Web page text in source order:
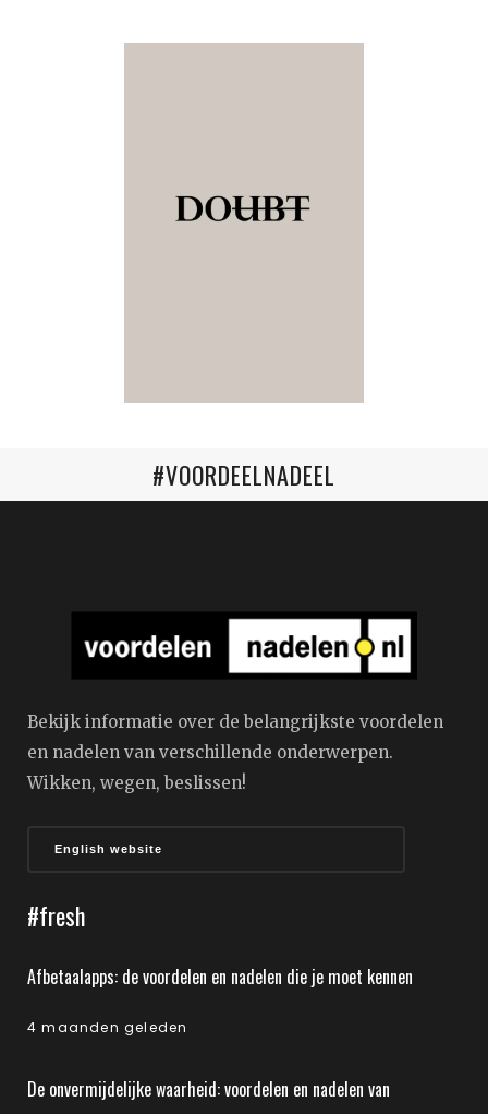
#VOORDEELNADEEL
Bekijk informatie over de belangrijkste voordelen
en nadelen van verschillende onderwerpen.
Wikken, wegen, beslissen!
English website
#fresh
Afbetaalapps: de voordelen en nadelen die je moet kennen
4 maanden geleden
De onvermijdelijke waarheid: voordelen en nadelen van